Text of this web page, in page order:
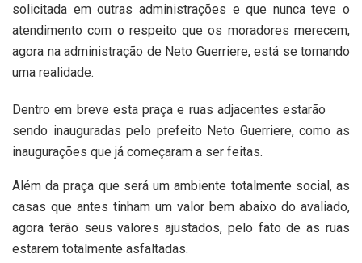
solicitada em outras administrações e que nunca teve o
atendimento com o respeito que os moradores merecem,
agora na administração de Neto Guerriere, está se tornando
uma realidade.
Dentro em breve esta praça e ruas adjacentes estarão
sendo inauguradas pelo prefeito Neto Guerriere, como as
inaugurações que já começaram a ser feitas.
Além da praça que será um ambiente totalmente social, as
casas que antes tinham um valor bem abaixo do avaliado,
agora terão seus valores ajustados, pelo fato de as ruas
estarem totalmente asfaltadas.